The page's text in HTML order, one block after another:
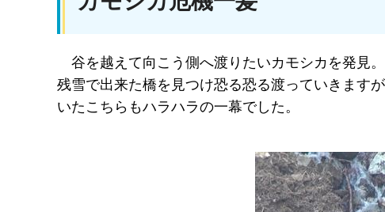
谷を越えて向こう側へ渡りたいカモシカを発見
残雪で出来た橋を見つけ恐る恐る渡っていきます
いたこちらもハラハラの一幕でした。